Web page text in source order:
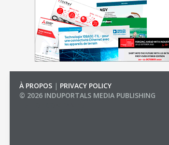
À PROPOS | PRIVACY POLICY
© 2026 INDUPORTALS MEDIA PUBLISHING